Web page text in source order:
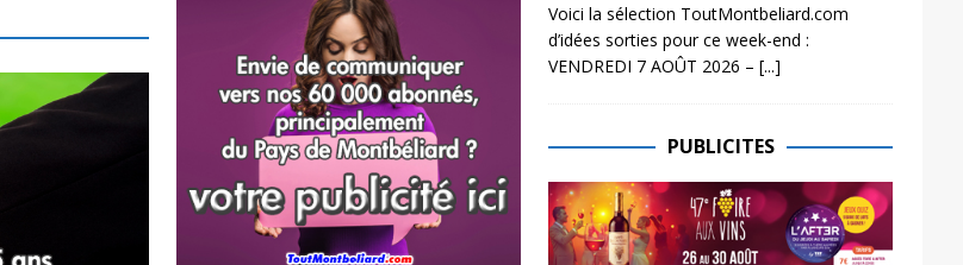
Voici la sélection ToutMontbeliard.com
d’idées sorties pour ce week-end :
VENDREDI 7 AOÛT 2026 – [...]
PUBLICITES